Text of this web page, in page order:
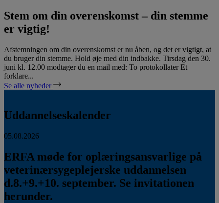
Stem om din overenskomst – din stemme
er vigtig!
Afstemningen om din overenskomst er nu åben, og det er vigtigt, at
du bruger din stemme. Hold øje med din indbakke. Tirsdag den 30.
juni kl. 12.00 modtager du en mail med: To protokollater Et
forklare...
Se alle nyheder
Uddannelseskalender
05.08.2026
ERFA møde for oplæringsansvarlige på
veterinærsygeplejerske uddannelsen
d.8.+9.+10. september. Se invitationen
herunder.